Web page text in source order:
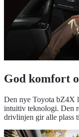
God komfort
Den nye Toyota bZ4X
intuitiv teknologi. Den
drivlinjen gir alle plass